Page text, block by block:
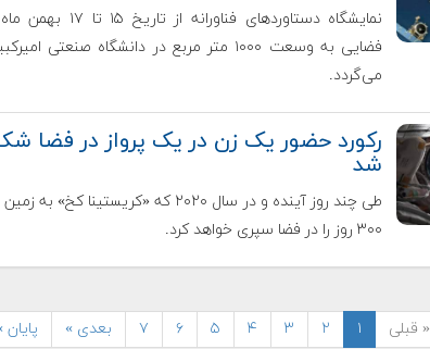
فضایی به وسعت ۱۰۰۰ متر مربع در دانشگاه صنعتی
می‌گردد.
رکورد حضور یک زن در یک پرواز در فضا
شد
طی چند روز آینده و در سال ۲۰۲۰ که «کریستینا کخ»
۳۰۰ روز را در فضا سپری خواهد کرد.
« قبلی ۱ ۲ ۳ ۴ ۵ ۶ ۷ بعدی » پایان